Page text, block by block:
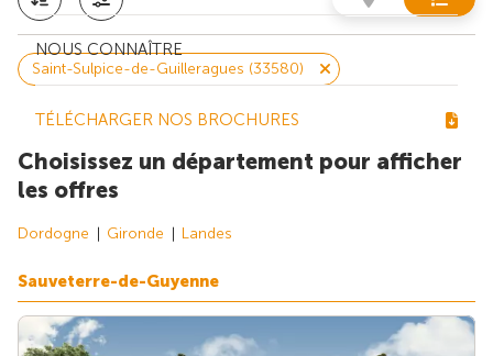
NOUS CONNAÎTRE
TÉLÉCHARGER NOS BROCHURES
Saint-Sulpice-de-Guilleragues (33580)
Choisissez un département pour afficher
les offres
Dordogne Gironde Landes
Sauveterre-de-Guyenne